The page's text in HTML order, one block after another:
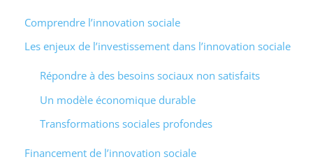
Comprendre l’innovation sociale
Les enjeux de l’investissement dans l’innovation sociale
Répondre à des besoins sociaux non satisfaits
Un modèle économique durable
Transformations sociales profondes
Financement de l’innovation sociale